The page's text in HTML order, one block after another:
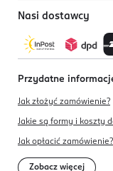
Nasi dostawcy
Przydatne
Jak złożyć zamówienie?
Jakie są formy i koszty
Jak opłacić zamówienie?
Zobacz więcej